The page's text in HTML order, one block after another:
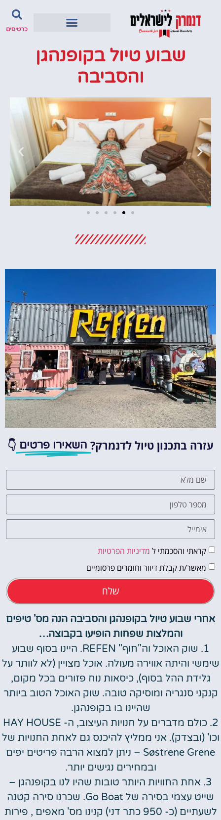
כרטיסים
שבוע טיול בקופנהגן
והסביבה
מציאת מלון
עזרה בתכנון טיול לדנמרק? השאירו פרטים 👇
קראתי והסכמתי ל מדיניות הפרטיות
מאשר/ת קבלת דיוור וחומרים פרסומיים
שלח
אחרי שבוע טיול בקופנהגן והסביבה הנה מס' טיפים
והמלצות שפחות הופיעו בקבוצה…
1. שוק האוכל וה"חוף" REFEN. היינו בסוף שבוע
שימשי והיתה אווירה מעולה. אוכל מצויין (לא לוותר על
גלידת ההל בסוף), כיסאות נוח פזורים בכל מקום,
קנקני סנגריה ומוסיקה טובה. שוק האוכל הטוב ביותר
שהיינו בו בקופנהגן.
2. כולם מדברים על חנויות העיצוב, ה- HAY HOUSE
וכו' (ובצדק). אני ממליץ להיכנס גם לאחת החנויות של
Søstrene Grene – ניתן למצוא הרבה פריטים יפים
ובמחירים נגישים יותר.
3. אחת החוויות היותר טובות שהיו לנו בקופנהגן –
שייט עצמי בסירה של Go Boat. שכרנו סירה קטנה
לשעתיים (כ- 950 כתר דני) קנינו מס' מאפים , פירות